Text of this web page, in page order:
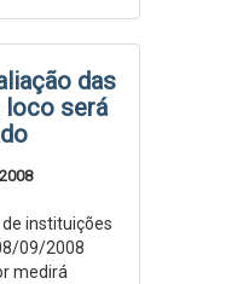
das
será
instituições
09/2008
medirá